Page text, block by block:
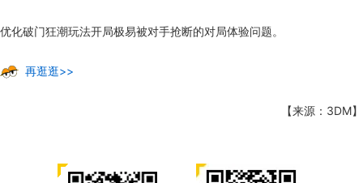
优化破门狂潮玩法开局极易被对手抢断的对局体验问题。
再逛逛>>
【来源：3DM】